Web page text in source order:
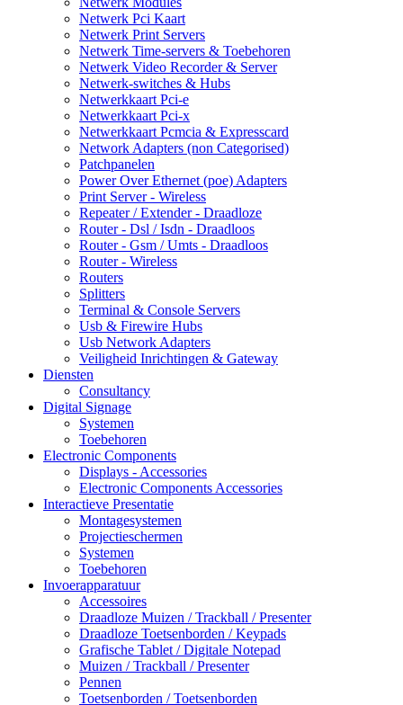
Netwerk Pci Kaart
Netwerk Print Servers
Netwerk Time-servers & Toebehoren
Netwerk Video Recorder & Server
Netwerk-switches & Hubs
Netwerkkaart Pci-e
Netwerkkaart Pci-x
Netwerkkaart Pcmcia & Expresscard
Network Adapters (non Categorised)
Patchpanelen
Power Over Ethernet (poe) Adapters
Print Server - Wireless
Repeater / Extender - Draadloze
Router - Dsl / Isdn - Draadloos
Router - Gsm / Umts - Draadloos
Router - Wireless
Routers
Splitters
Terminal & Console Servers
Usb & Firewire Hubs
Usb Network Adapters
Veiligheid Inrichtingen & Gateway
Diensten
Consultancy
Digital Signage
Systemen
Toebehoren
Electronic Components
Displays - Accessories
Electronic Components Accessories
Interactieve Presentatie
Montagesystemen
Projectieschermen
Systemen
Toebehoren
Invoerapparatuur
Accessoires
Draadloze Muizen / Trackball / Presenter
Draadloze Toetsenborden / Keypads
Grafische Tablet / Digitale Notepad
Muizen / Trackball / Presenter
Pennen
Toetsenborden / Toetsenborden